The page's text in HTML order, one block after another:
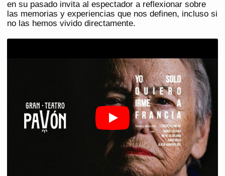
en su pasado invita al espectador a reflexionar sobre
las memorias y experiencias que nos definen, incluso si
no las hemos vivido directamente.